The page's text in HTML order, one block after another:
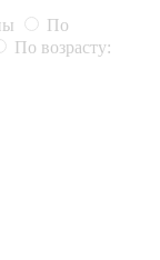
По
По возрасту: